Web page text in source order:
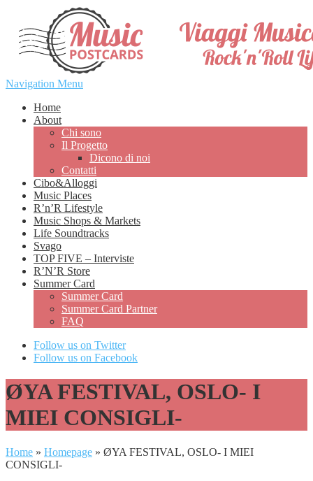
Navigation Menu
Home
About
Chi sono
Il Progetto
Dicono di noi
Contatti
Cibo&Alloggi
Music Places
R’n’R Lifestyle
Music Shops & Markets
Life Soundtracks
Svago
TOP FIVE – Interviste
R’N’R Store
Summer Card
Summer Card
Summer Card Partner
FAQ
Follow us on Twitter
Follow us on Facebook
ØYA FESTIVAL, OSLO- I
MIEI CONSIGLI-
Home » Homepage » ØYA FESTIVAL, OSLO- I MIEI
CONSIGLI-